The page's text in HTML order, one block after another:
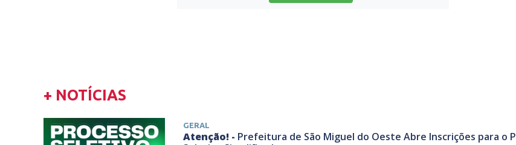
+ NOTÍCIAS
GERAL
Atenção! - Prefeitura de São Miguel do Oeste Abre Inscrições para o